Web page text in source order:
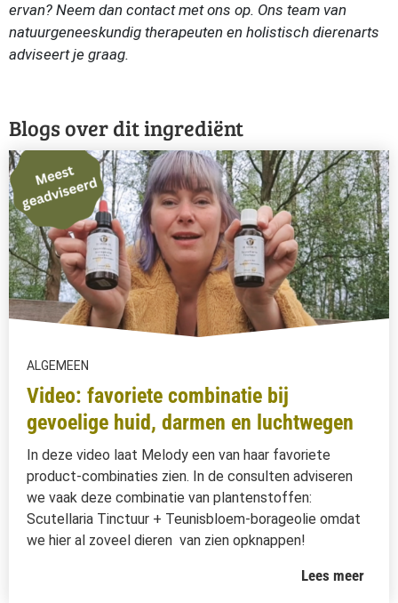
ervan? Neem dan contact met ons op. Ons team van
natuurgeneeskundig therapeuten en holistisch dierenarts
adviseert je graag.
Blogs over dit ingrediënt
ALGEMEEN
Video: favoriete combinatie bij
gevoelige huid, darmen en luchtwegen
In deze video laat Melody een van haar favoriete
product-combinaties zien. In de consulten adviseren
we vaak deze combinatie van plantenstoffen:
Scutellaria Tinctuur + Teunisbloem-borageolie omdat
we hier al zoveel dieren van zien opknappen!
Lees meer